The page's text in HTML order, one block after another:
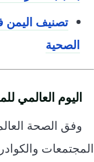
تصنيف اليمن
الصحية
اليوم العالمي
وفق الصحة
المجتمعات